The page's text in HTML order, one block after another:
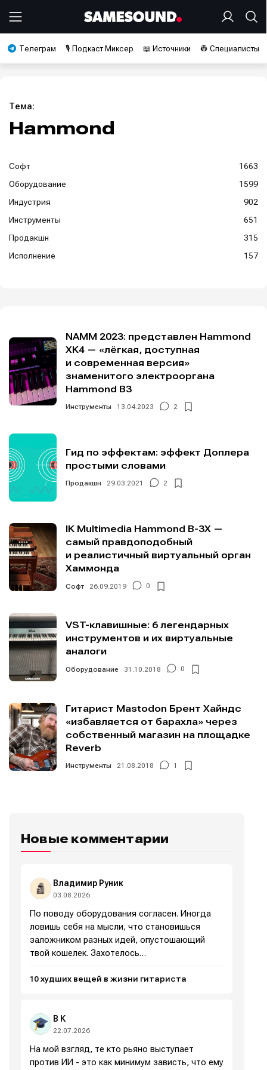
Вы сможете общаться в комментариях,
добавлять материалы в избранное и пользоваться
всеми возможностями сайта.
Вы сможете общаться в комментариях,
добавлять материалы в избранное и пользоваться
всеми возможностями сайта.
Вы сможете общаться в комментариях,
добавлять материалы в избранное и пользоваться
всеми возможностями сайта.
Написание
Продакшн
Инструменты
Оборудование
Сцена
🎙️ Подкаст Миксер
Вы сможете общаться в комментариях,
добавлять материалы в избранное и пользоваться
всеми возможностями сайта.
Написание
Продакшн
Инструменты
Оборудование
Сцена
🎙️ Подкаст Миксер
Телеграм 🎙️ Подкаст Миксер 📖 Источники 👷 Специалисты
Тема:
Hammond
Софт
1663
Оборудование
1599
Индустрия
902
Инструменты
651
Продакшн
315
Исполнение
157
NAMM 2023: представлен Hammond
XK4 — «лёгкая, доступная
и современная версия»
знаменитого электрооргана
Hammond B3
Инструменты 13.04.2023 2
Гид по эффектам: эффект Доплера
простыми словами
Продакшн 29.03.2021 2
IK Multimedia Hammond B-3X —
самый правдоподобный
и реалистичный виртуальный орган
Хаммонда
Софт 26.09.2019 0
VST-клавишные: 6 легендарных
инструментов и их виртуальные
аналоги
Оборудование 31.10.2018 0
Гитарист Mastodon Брент Хайндс
«избавляется от барахла» через
собственный магазин на площадке
Reverb
Инструменты 21.08.2018 1
Новые комментарии
Владимир Руник
03.08.2026
По поводу оборудования согласен. Иногда
ловишь себя на мысли, что становишься
заложником разных идей, опустошающий
твой кошелек. Захотелось…
10 худших вещей в жизни гитариста
В К
22.07.2026
На мой взгляд, те кто рьяно выступает
против ИИ - это как минимум зависть, что ему